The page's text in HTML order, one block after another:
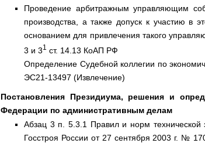
Проведение арбитражным управляющим
производства, а также допуск к участию в
основанием для привлечения такого
3 и 31 ст. 14.13 КоАП РФ
Определение Судебной коллегии по
ЭС21-13497 (Извлечение)
Постановления Президиума, решения и
Федерации по административным делам
Абзац 3 п. 5.3.1 Правил и норм технической
Госстроя России от 27 сентября 2003 г. №